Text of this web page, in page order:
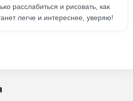
расслабиться и рисовать, как
легче и интереснее, уверяю!